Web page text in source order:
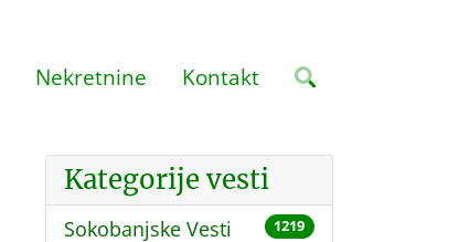
Nekretnine Kontakt
Kategorije vesti
Sokobanjske Vesti 1219